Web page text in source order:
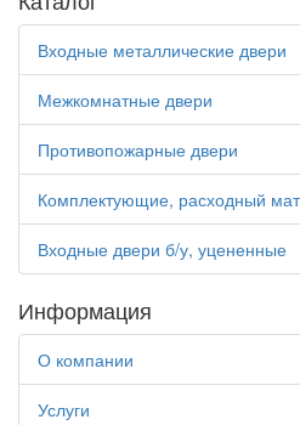
Входные металлические двери
Межкомнатные двери
Противопожарные двери
Комплектующие, расходный
Входные двери б/у, уцененные
Информация
О компании
Услуги